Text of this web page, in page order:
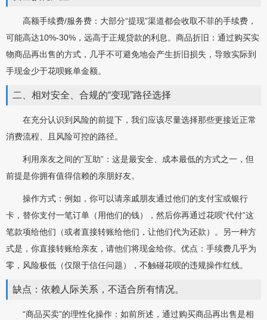
高额手续费/服务费：大部分“提现”渠道都会收取不菲的手续费，
可能高达10%-30%，远高于正规贷款的利息。商品折旧：通过购买实
物商品再出售的方式，几乎不可避免地会产生折旧损失，导致实际到
手现金少于花呗账单金额。
二、相对安全、合规的“变现”路径选择
在充分认识到风险的前提下，我们应该尽量选择那些更接近正常
消费流程、且风险可控的路径。
利用亲友之间的“互助”：这是最安全、成本最低的方式之一，但
前提是你拥有值得信赖的亲朋好友。
操作方式：例如，你可以请亲戚朋友通过他们的支付宝或银行
卡，替你支付一笔订单（用他们的钱），然后你再通过花呗“代付”这
笔款项给他们（或者直接转账给他们，让他们代为还款）。另一种方
式是，你直接转账给亲友，请他们将现金给你。优点：手续费几乎为
零，风险极低（仅限于信任问题），不触碰花呗的违规操作红线。
缺点：依赖人际关系，不适合所有情况。
“商品买卖”的理性化操作：如前所述，通过购买商品再出售是相